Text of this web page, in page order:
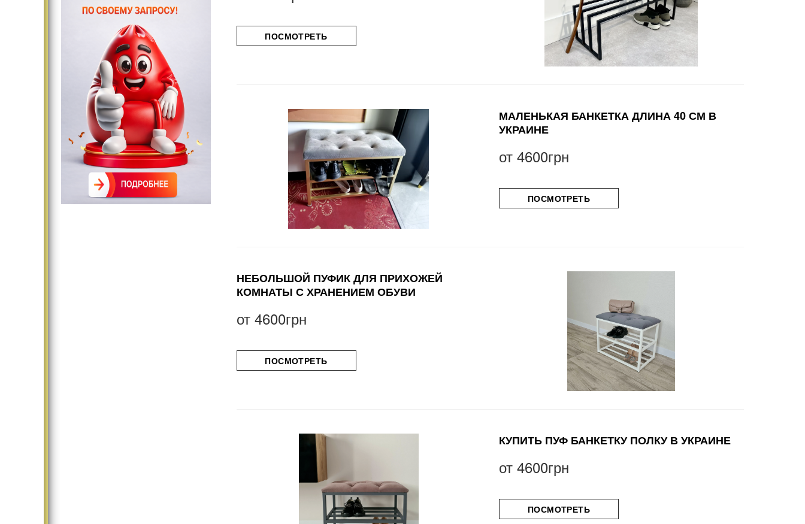
ПОСМОТРЕТЬ
МАЛЕНЬКАЯ БАНКЕТКА ДЛИНА 40 СМ В
УКРАИНЕ
от 4600грн
ПОСМОТРЕТЬ
НЕБОЛЬШОЙ ПУФИК ДЛЯ ПРИХОЖЕЙ
КОМНАТЫ С ХРАНЕНИЕМ ОБУВИ
от 4600грн
ПОСМОТРЕТЬ
КУПИТЬ ПУФ БАНКЕТКУ ПОЛКУ В УКРАИНЕ
от 4600грн
ПОСМОТРЕТЬ